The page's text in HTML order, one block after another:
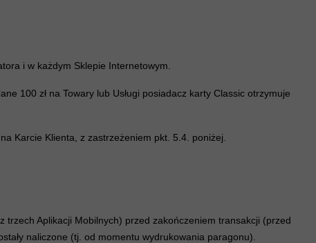
i w każdym Sklepie Internetowym.
100 zł na Towary lub Usługi posiadacz karty Classic otrzymuje
Karcie Klienta, z zastrzeżeniem pkt. 5.4. poniżej.
Aplikacji Mobilnych) przed zakończeniem transakcji (przed
naliczone (tj. od momentu wydrukowania paragonu).